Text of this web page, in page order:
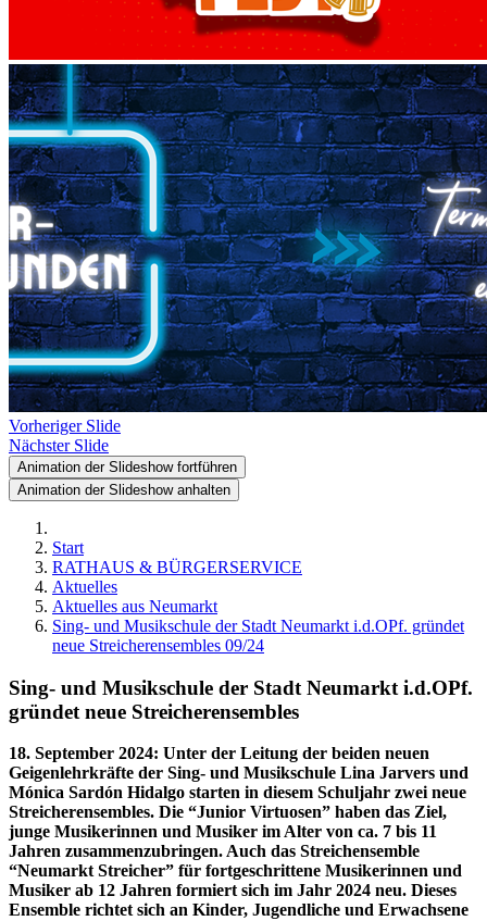
Vorheriger Slide
Nächster Slide
Animation der Slideshow fortführen
Animation der Slideshow anhalten
Start
RATHAUS & BÜRGERSERVICE
Aktuelles
Aktuelles aus Neumarkt
Sing- und Musikschule der Stadt Neumarkt i.d.OPf. gründet
neue Streicherensembles 09/24
Sing- und Musikschule der Stadt Neumarkt i.d.OPf.
gründet neue Streicherensembles
18. September 2024: Unter der Leitung der beiden neuen
Geigenlehrkräfte der Sing- und Musikschule Lina Jarvers und
Mónica Sardón Hidalgo starten in diesem Schuljahr zwei neue
Streicherensembles. Die “Junior Virtuosen” haben das Ziel,
junge Musikerinnen und Musiker im Alter von ca. 7 bis 11
Jahren zusammenzubringen. Auch das Streichensemble
“Neumarkt Streicher” für fortgeschrittene Musikerinnen und
Musiker ab 12 Jahren formiert sich im Jahr 2024 neu. Dieses
Ensemble richtet sich an Kinder, Jugendliche und Erwachsene